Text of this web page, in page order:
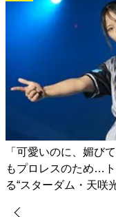
「可愛いのに、媚び
もプロレスのため…
る“スターダム・天咲